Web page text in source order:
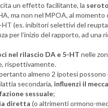
un effetto facilitante, la
ma non nel MPOA, al momento
(es. inibitori selettivi del
per l’inizio del rapporto, ad una
nel rilascio DA e 5-HT nelle
rispettivamente.
almeno 2 ipotesi
secondaria, influenzi il
sessuale;
diretta (o altrimenti ormono-